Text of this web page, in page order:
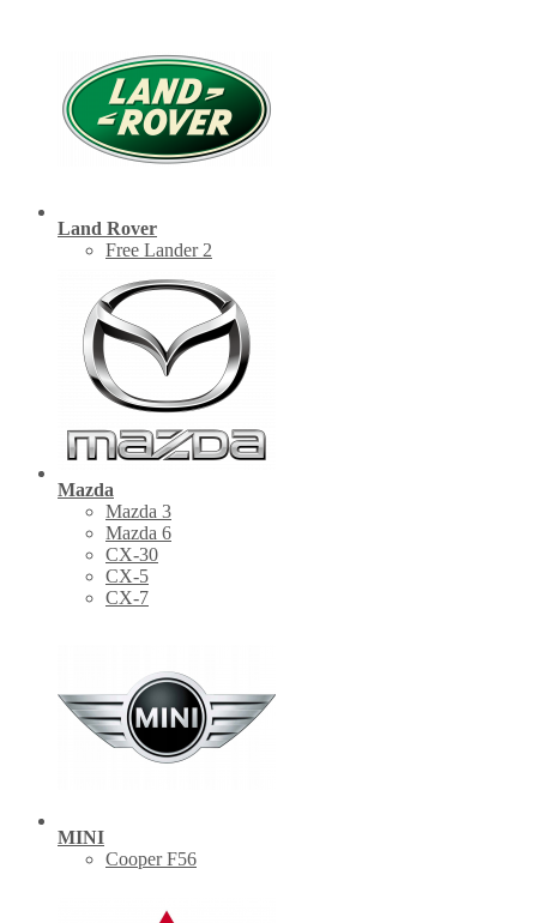
Land Rover
Free Lander 2
Mazda
Mazda 3
Mazda 6
CX-30
СХ-5
CX-7
MINI
Cooper F56